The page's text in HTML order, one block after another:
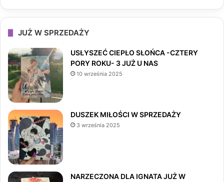
a
c
e
b
k
n
a
i
T
o
JUŻ W SPRZEDAŻY
USŁYSZEĆ CIEPŁO SŁOŃCA -CZTERY
PORY ROKU- 3 JUŻ U NAS
10 września 2025
DUSZEK MIŁOŚCI W SPRZEDAŻY
3 września 2025
NARZECZONA DLA IGNATA JUŻ W